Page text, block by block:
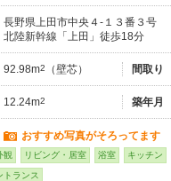
長野県上田市中央４-１３番３号
北陸新幹線「上田」徒歩18分
92.98m2 （壁芯） 間取り
12.24m2 築年月
おすすめ写真がそろってます
観 リビング・居室 浴室 キッチン
トランス